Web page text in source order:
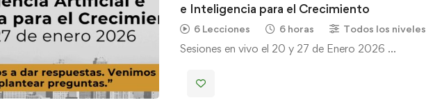
e Inteligencia para el Crecimiento
6 Lecciones 6 horas Todos los niveles
Sesiones en vivo el 20 y 27 de Enero 2026 …